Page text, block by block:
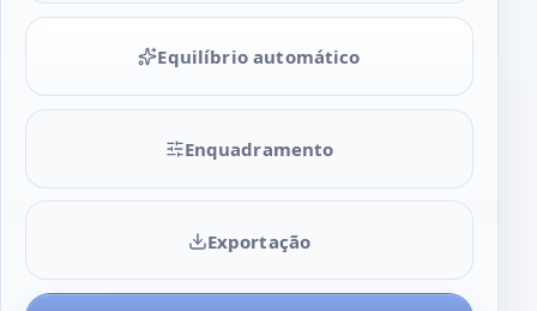
Equilíbrio automático
Enquadramento
Exportação